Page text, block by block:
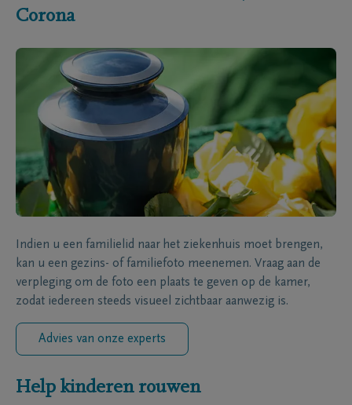
Corona
Indien u een familielid naar het ziekenhuis moet brengen,
kan u een gezins- of familiefoto meenemen. Vraag aan de
verpleging om de foto een plaats te geven op de kamer,
zodat iedereen steeds visueel zichtbaar aanwezig is.
Advies van onze experts
Help kinderen rouwen